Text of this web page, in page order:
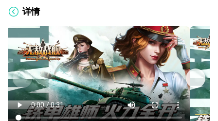
详情